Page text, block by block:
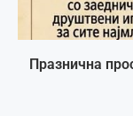
Празнична